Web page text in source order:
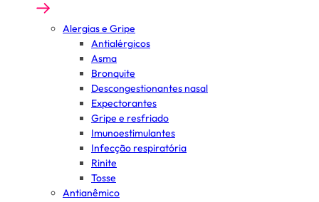
Alergias e Gripe
Antialérgicos
Asma
Bronquite
Descongestionantes nasal
Expectorantes
Gripe e resfriado
Imunoestimulantes
Infecção respiratória
Rinite
Tosse
Antianêmico